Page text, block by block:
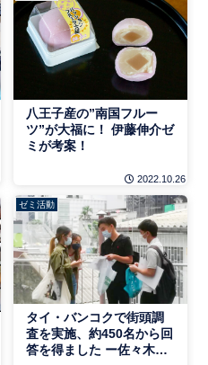
八王子産の”南国フルー
ツ”が大福に！ 伊藤伸介ゼ
ミが考案！
2022.10.26
ゼミ活動
タイ・バンコクで街頭調
査を実施、約450名から回
答を得ました ー佐々木創